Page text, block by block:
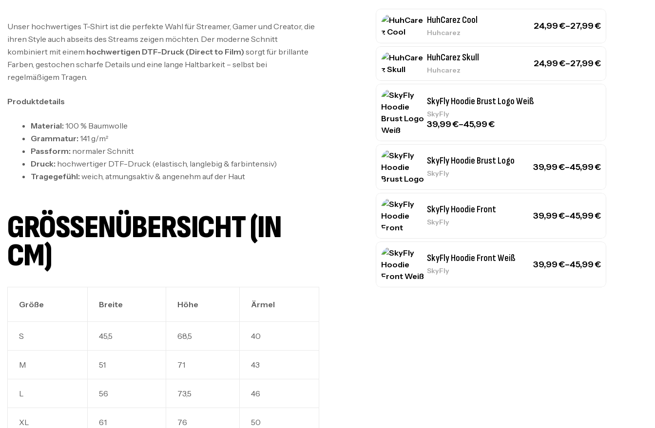
Unser hochwertiges T-Shirt ist die perfekte Wahl für Streamer, Gamer und Creator, die
ihren Style auch abseits des Streams zeigen möchten. Der moderne Schnitt
kombiniert mit einem hochwertigen DTF-Druck (Direct to Film) sorgt für brillante
Farben, gestochen scharfe Details und eine lange Haltbarkeit – selbst bei
regelmäßigem Tragen.
Produktdetails
Material: 100 % Baumwolle
Grammatur: 141 g/m²
Passform: normaler Schnitt
Druck: hochwertiger DTF-Druck (elastisch, langlebig & farbintensiv)
Tragegefühl: weich, atmungsaktiv & angenehm auf der Haut
GRÖSSENÜBERSICHT (IN C
M)
Größe Breite Höhe Ärmel
S 45,5 68,5 40
M 51 71 43
L 56 73,5 46
XL 61 76 50
HuhCarez Cool
Huhcarez
24,99€–27,99€
HuhCarez Skull
Huhcarez
24,99€–27,99€
SkyFly Hoodie Brust Logo Weiß
SkyFly
39,99€–45,99€
SkyFly Hoodie Brust Logo
SkyFly
39,99€–45,99€
SkyFly Hoodie Front
SkyFly
39,99€–45,99€
SkyFly Hoodie Front Weiß
SkyFly
39,99€–45,99€